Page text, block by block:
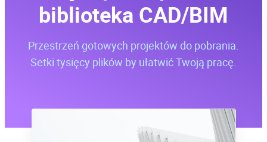
biblioteka CAD/BIM
Przestrzeń gotowych projektów do pobrania.
Setki tysięcy plików by ułatwić Twoją pracę.